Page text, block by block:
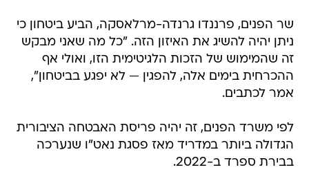
שר הפנים, פרננדו גרנדה-מרלאסקה, הביע ביטחון כי
ניתן יהיה להשיג את האיזון הזה. "כל מה שאני מבקש
זה שהמימוש של הזכות הלגיטימית הזו, ואולי אף
ההכרחית בימים אלה, להפגין — לא יפגע בביטחון",
אמר לכתבים.
לפי משרד הפנים, זה יהיה פריסת האבטחה הציבורית
הגדולה ביותר במדריד מאז פסגת נאט"ו שנערכה
בבירת ספרד ב-2022.